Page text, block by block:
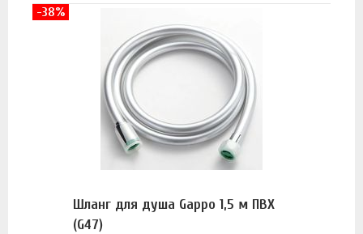
Шланг для душа Gappo 1,5 м ПВХ
(G47)
-38%